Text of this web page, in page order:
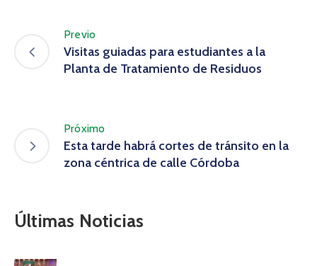
Previo
Visitas guiadas para estudiantes a la
Planta de Tratamiento de Residuos
Próximo
Esta tarde habrá cortes de tránsito en la
zona céntrica de calle Córdoba
Últimas Noticias